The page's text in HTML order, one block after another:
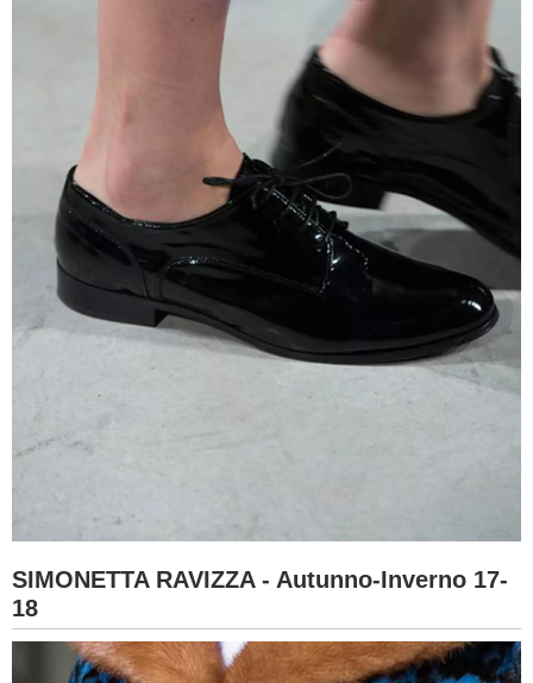
SIMONETTA RAVIZZA - Autunno-Inverno 17-
18